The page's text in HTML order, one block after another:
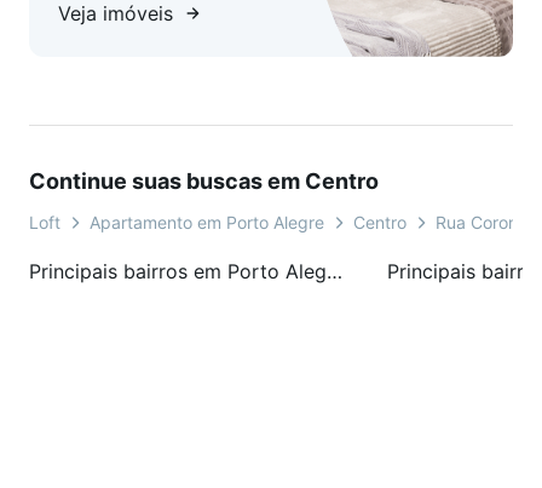
Veja imóveis
Continue suas buscas em Centro
Loft Apartamento em Porto Alegre Centro Rua Coronel
Principais bairros em Porto Alegre, RS